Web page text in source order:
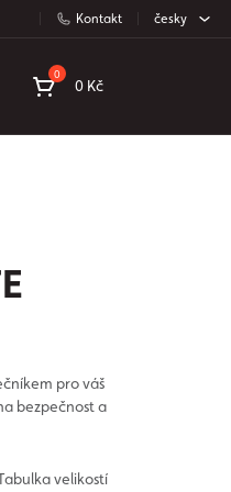
Kontakt česky
0
0 Kč
pro váš
bezpečnost a
velikostí